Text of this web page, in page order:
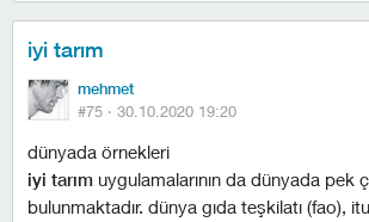
i̇yi tarım
mehmet
#75 · 30.10.2020 19:20
dünyada örnekleri
i̇yi tarım uygulamalarının da dünyada pek
bulunmaktadır. dünya gıda teşkilatı (fao),